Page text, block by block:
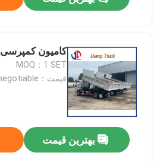
کامیون کمپرسی
MOQ：1 SET
قیمت：negotiable
بهترین قیمت